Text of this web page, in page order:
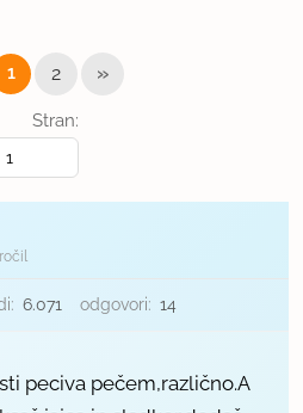
Stran:
1 2 »
6.071 odgovori: 14
peciva pečem,različno.A